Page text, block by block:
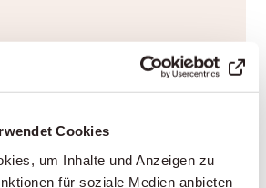
Cookies
um Inhalte und Anzeigen zu
für soziale Medien anbieten
für Sie und Ihre Angehörigen –
oder aktive Sitzwache,